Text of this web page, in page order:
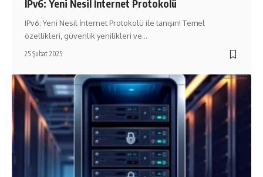
IPv6: Yeni Nesil İnternet Protokolü
IPv6: Yeni Nesil İnternet Protokolü ile tanışın! Temel
özellikleri, güvenlik yenilikleri ve…
25 Şubat 2025